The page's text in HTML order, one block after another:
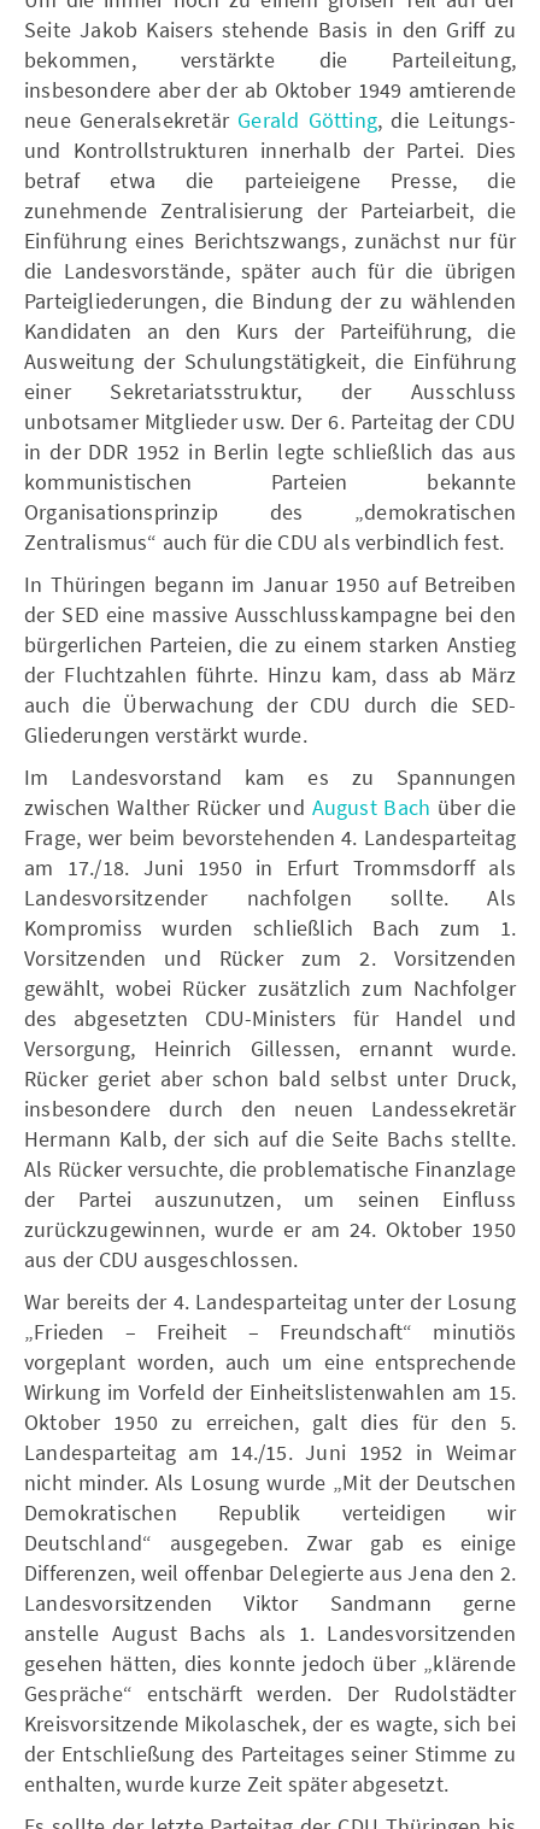
Seite Jakob Kaisers stehende Basis in den Griff zu
bekommen, verstärkte die Parteileitung,
insbesondere aber der ab Oktober 1949 amtierende
neue Generalsekretär Gerald Götting, die Leitungs-
und Kontrollstrukturen innerhalb der Partei. Dies
betraf etwa die parteieigene Presse, die
zunehmende Zentralisierung der Parteiarbeit, die
Einführung eines Berichtszwangs, zunächst nur für
die Landesvorstände, später auch für die übrigen
Parteigliederungen, die Bindung der zu wählenden
Kandidaten an den Kurs der Parteiführung, die
Ausweitung der Schulungstätigkeit, die Einführung
einer Sekretariatsstruktur, der Ausschluss
unbotsamer Mitglieder usw. Der 6. Parteitag der CDU
in der DDR 1952 in Berlin legte schließlich das aus
kommunistischen Parteien bekannte
Organisationsprinzip des „demokratischen
Zentralismus“ auch für die CDU als verbindlich fest.
In Thüringen begann im Januar 1950 auf Betreiben
der SED eine massive Ausschlusskampagne bei den
bürgerlichen Parteien, die zu einem starken Anstieg
der Fluchtzahlen führte. Hinzu kam, dass ab März
auch die Überwachung der CDU durch die SED-
Gliederungen verstärkt wurde.
Im Landesvorstand kam es zu Spannungen
zwischen Walther Rücker und August Bach über die
Frage, wer beim bevorstehenden 4. Landesparteitag
am 17./18. Juni 1950 in Erfurt Trommsdorff als
Landesvorsitzender nachfolgen sollte. Als
Kompromiss wurden schließlich Bach zum 1.
Vorsitzenden und Rücker zum 2. Vorsitzenden
gewählt, wobei Rücker zusätzlich zum Nachfolger
des abgesetzten CDU-Ministers für Handel und
Versorgung, Heinrich Gillessen, ernannt wurde.
Rücker geriet aber schon bald selbst unter Druck,
insbesondere durch den neuen Landessekretär
Hermann Kalb, der sich auf die Seite Bachs stellte.
Als Rücker versuchte, die problematische Finanzlage
der Partei auszunutzen, um seinen Einfluss
zurückzugewinnen, wurde er am 24. Oktober 1950
aus der CDU ausgeschlossen.
War bereits der 4. Landesparteitag unter der Losung
„Frieden – Freiheit – Freundschaft“ minutiös
vorgeplant worden, auch um eine entsprechende
Wirkung im Vorfeld der Einheitslistenwahlen am 15.
Oktober 1950 zu erreichen, galt dies für den 5.
Landesparteitag am 14./15. Juni 1952 in Weimar
nicht minder. Als Losung wurde „Mit der Deutschen
Demokratischen Republik verteidigen wir
Deutschland“ ausgegeben. Zwar gab es einige
Differenzen, weil offenbar Delegierte aus Jena den 2.
Landesvorsitzenden Viktor Sandmann gerne
anstelle August Bachs als 1. Landesvorsitzenden
gesehen hätten, dies konnte jedoch über „klärende
Gespräche“ entschärft werden. Der Rudolstädter
Kreisvorsitzende Mikolaschek, der es wagte, sich bei
der Entschließung des Parteitages seiner Stimme zu
enthalten, wurde kurze Zeit später abgesetzt.